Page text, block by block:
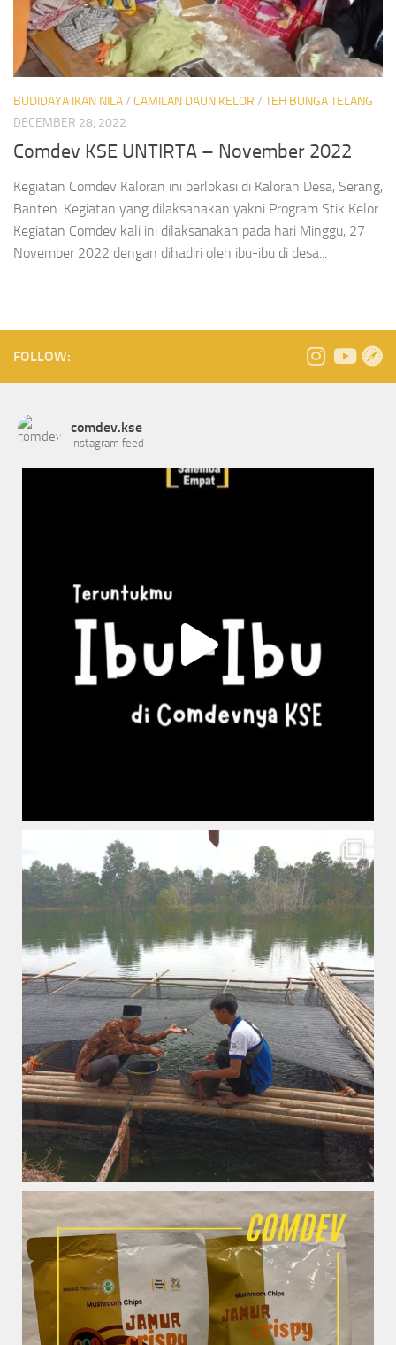
BUDIDAYA IKAN NILA/ CAMILAN DAUN KELOR / TEH BUNGA TELANG
DECEMBER 28, 2022
Comdev KSE UNTIRTA – November 2022
Kegiatan Comdev Kaloran ini berlokasi di Kaloran Desa, Serang,
Banten. Kegiatan yang dilaksanakan yakni Program Stik Kelor.
Kegiatan Comdev kali ini dilaksanakan pada hari Minggu, 27
November 2022 dengan dihadiri oleh ibu-ibu di desa...
FOLLOW:
comdev.kse
Instagram feed